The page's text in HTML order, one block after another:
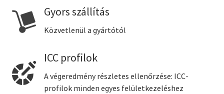
Gyors szállítás
Közvetlenül a gyártótól
ICC profilok
A végeredmény részletes ellenőrzése: ICC-
profilok minden egyes felületkezeléshez